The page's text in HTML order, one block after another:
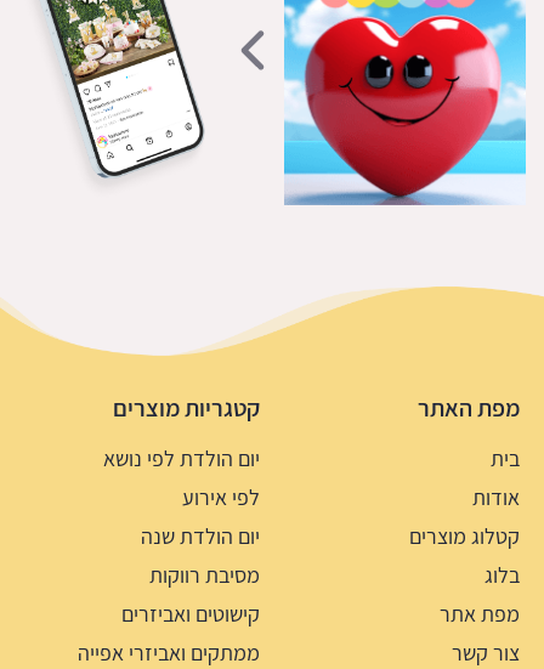
מפת האתר
בית
אודות
קטלוג מוצרים
בלוג
מפת אתר
צור קשר
קטגריות מוצרים
יום הולדת לפי נושא
לפי אירוע
יום הולדת שנה
מסיבת רווקות
קישוטים ואביזרים
ממתקים ואביזרי אפייה